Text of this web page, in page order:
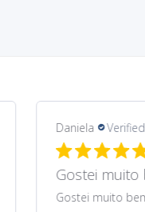
Daniela
Gostei muito
Gostei muito